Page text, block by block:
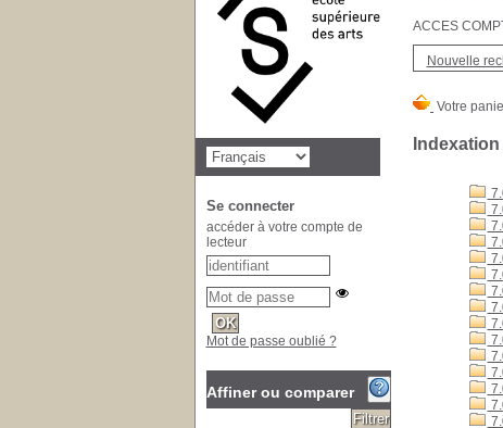
ACCES
Nouvelle
Se connecter
accéder à votre compte de
lecteur
Mot de passe oublié ?
Affiner ou comparer